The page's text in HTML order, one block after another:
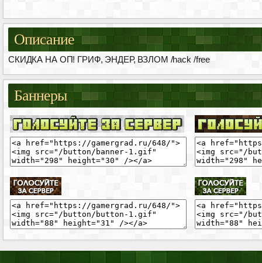
Описание
СКИДКА НА ОП! ГРИФ, ЭНДЕР, ВЗЛОМ /hack /free
Баннеры